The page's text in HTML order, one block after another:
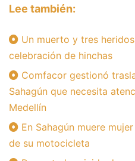
Lee también:
Un muerto y tres
celebración de hinchas
Comfacor gestionó
Sahagún que necesita
Medellín
En Sahagún muere
de su motocicleta